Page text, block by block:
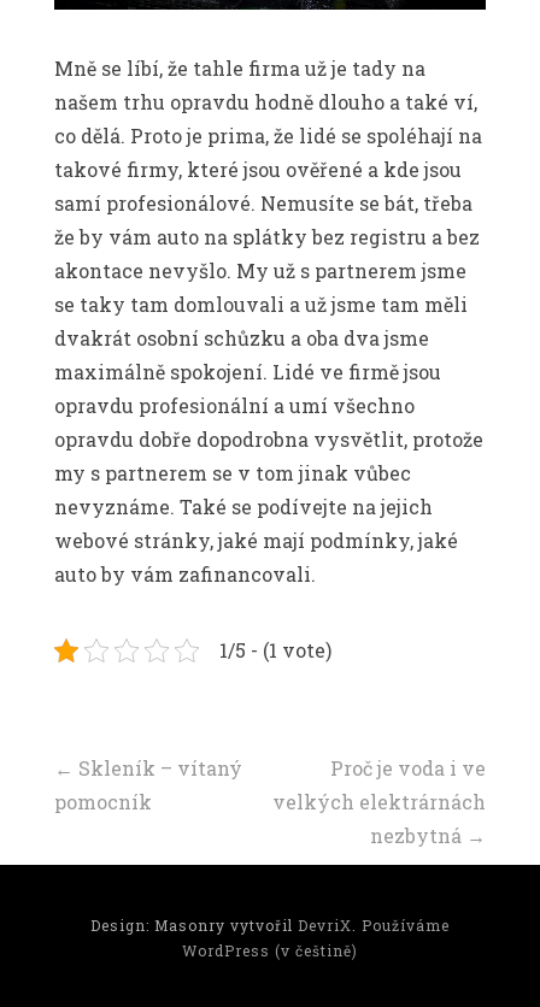
Mně se líbí, že tahle firma už je tady na
našem trhu opravdu hodně dlouho a také ví,
co dělá. Proto je prima, že lidé se spoléhají na
takové firmy, které jsou ověřené a kde jsou
samí profesionálové. Nemusíte se bát, třeba
že by vám auto na splátky bez registru a bez
akontace nevyšlo. My už s partnerem jsme
se taky tam domlouvali a už jsme tam měli
dvakrát osobní schůzku a oba dva jsme
maximálně spokojení. Lidé ve firmě jsou
opravdu profesionální a umí všechno
opravdu dobře dopodrobna vysvětlit, protože
my s partnerem se v tom jinak vůbec
nevyznáme. Také se podívejte na jejich
webové stránky, jaké mají podmínky, jaké
auto by vám zafinancovali.
1/5 - (1 vote)
Navigace
příspěvku
← Skleník – vítaný
pomocník
Proč je voda i ve
velkých elektrárnách
nezbytná →
Design: Masonry vytvořil DevriX
Používáme
WordPress (v češtině)